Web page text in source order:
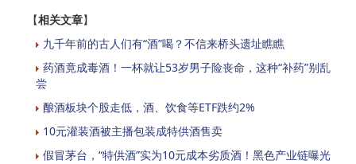
【相关文章】
九千年前的古人们有“酒”喝？不信来桥头遗址瞧瞧
药酒竟成毒酒！一杯就让53岁男子险丧命，这种“补药”别乱
尝
酿酒板块个股走低，酒、饮食等ETF跌约2%
10元灌装酒被主播包装成特供酒售卖
假冒茅台，“特供酒”实为10元成本劣质酒！黑色产业链曝光